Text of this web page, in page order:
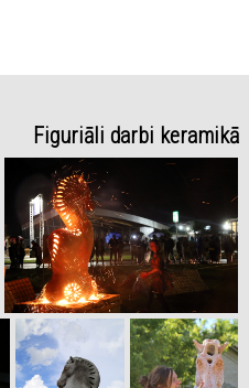
Figuriāli darbi keramikā